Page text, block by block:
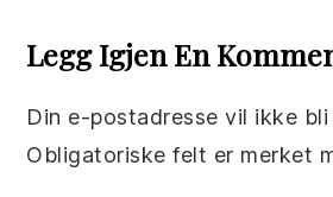
Interactions
Legg Igjen En
Din e-postadresse vil ikke
Obligatoriske felt er merket